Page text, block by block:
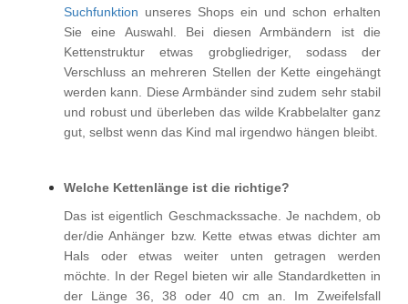
Suchfunktion unseres Shops ein und schon erhalten
Sie eine Auswahl. Bei diesen Armbändern ist die
Kettenstruktur etwas grobgliedriger, sodass der
Verschluss an mehreren Stellen der Kette eingehängt
werden kann. Diese Armbänder sind zudem sehr stabil
und robust und überleben das wilde Krabbelalter ganz
gut, selbst wenn das Kind mal irgendwo hängen bleibt.
Welche Kettenlänge ist die richtige?
Das ist eigentlich Geschmackssache. Je nachdem, ob
der/die Anhänger bzw. Kette etwas etwas dichter am
Hals oder etwas weiter unten getragen werden
möchte. In der Regel bieten wir alle Standardketten in
der Länge 36, 38 oder 40 cm an. Im Zweifelsfall